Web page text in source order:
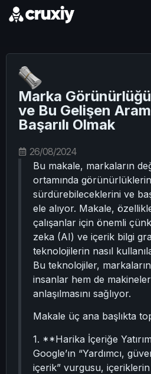
Marka
ve Bu Gelişen
Başarılı Olmak
26/08/2024
Bu makale, markaların
ortamında
sürdürebileceklerini ve
ele alıyor. Makale,
çalışanlar için önemli
zeka (AI) ve içerik bilgi
teknolojilerin nasıl
Bu teknolojiler,
insanlar hem de
anlaşılmasını sağlıyor.
Makale üç ana başlıkta
1. **Harika İçeriğe
Google’ın “Yardımcı,
içerik” vurgusu,